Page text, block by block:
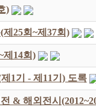
)
25회~제37회)
제14회)
1기 - 제11기) 도록
& 해외전시